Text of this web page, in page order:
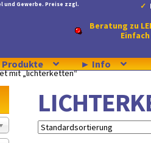
und Gewerbe. Preise zzgl.
Beratung zu
Einfach
► Info
mit „lichterketten“